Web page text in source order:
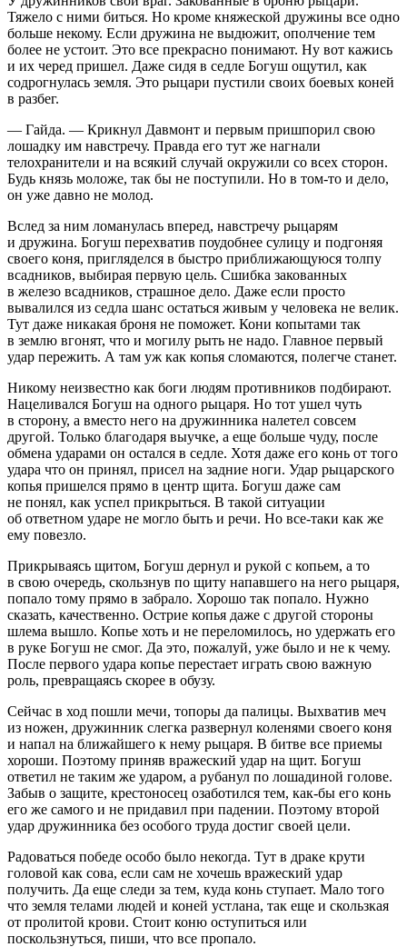
Тяжело с ними биться. Но кроме княжеской дружины все одно
больше некому. Если дружина не выдюжит, ополчение тем
более не устоит. Это все прекрасно понимают. Ну вот кажись
и их черед пришел. Даже сидя в седле Богуш ощутил, как
содрогнулась земля. Это рыцари пустили своих боевых коней
в разбег.
— Гайда. — Крикнул Давмонт и первым пришпорил свою
лошадку им навстречу. Правда его тут же нагнали
телохранители и на всякий случай окружили со всех сторон.
Будь князь моложе, так бы не поступили. Но в том-то и дело,
он уже давно не молод.
Вслед за ним ломанулась вперед, навстречу рыцарям
и дружина. Богуш перехватив поудобнее сулицу и подгоняя
своего коня, пригляделся в быстро приближающуюся толпу
всадников, выбирая первую цель. Сшибка закованных
в железо всадников, страшное дело. Даже если просто
вывалился из седла шанс остаться живым у человека не велик.
Тут даже никакая броня не поможет. Кони копытами так
в землю вгонят, что и могилу рыть не надо. Главное первый
удар пережить. А там уж как копья сломаются, полегче станет.
Никому неизвестно как боги людям противников подбирают.
Нацеливался Богуш на одного рыцаря. Но тот ушел чуть
в сторону, а вместо него на дружинника налетел совсем
другой. Только благодаря выучке, а еще больше чуду, после
обмена ударами он остался в седле. Хотя даже его конь от того
удара что он принял, присел на задние ноги. Удар рыцарского
копья пришелся прямо в центр щита. Богуш даже сам
не понял, как успел прикрыться. В такой ситуации
об ответном ударе не могло быть и речи. Но все-таки как же
ему повезло.
Прикрываясь щитом, Богуш дернул и рукой с копьем, а то
в свою очередь, скользнув по щиту напавшего на него рыцаря,
попало тому прямо в забрало. Хорошо так попало. Нужно
сказать, качественно. Острие копья даже с другой стороны
шлема вышло. Копье хоть и не переломилось, но удержать его
в руке Богуш не смог. Да это, пожалуй, уже было и не к чему.
После первого удара копье перестает играть свою важную
роль, превращаясь скорее в обузу.
Сейчас в ход пошли мечи, топоры да палицы. Выхватив меч
из ножен, дружинник слегка развернул коленями своего коня
и напал на ближайшего к нему рыцаря. В битве все приемы
хороши. Поэтому приняв вражеский удар на щит. Богуш
ответил не таким же ударом, а рубанул по лошадиной голове.
Забыв о защите, крестоносец озаботился тем, как-бы его конь
его же самого и не придавил при падении. Поэтому второй
удар дружинника без особого труда достиг своей цели.
Радоваться победе особо было некогда. Тут в драке крути
головой как сова, если сам не хочешь вражеский удар
получить. Да еще следи за тем, куда конь ступает. Мало того
что земля телами людей и коней устлана, так еще и скользкая
от пролитой крови. Стоит коню оступиться или
поскользнуться, пиши, что все пропало.